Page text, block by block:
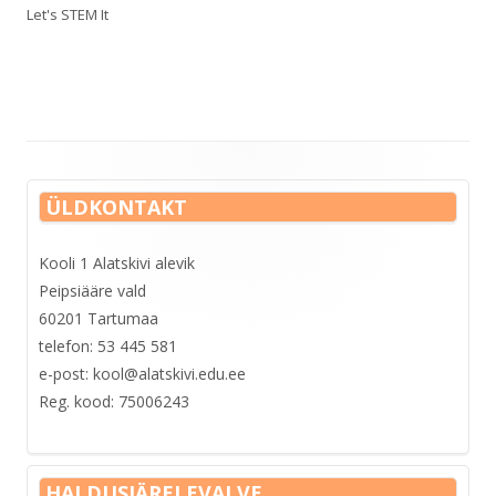
on
Let's STEM It
Main
ÜLDKONTAKT
Kooli 1 Alatskivi alevik
Peipsiääre vald
60201 Tartumaa
telefon: 53 445 581
e-post: kool@alatskivi.edu.ee
Reg. kood: 75006243